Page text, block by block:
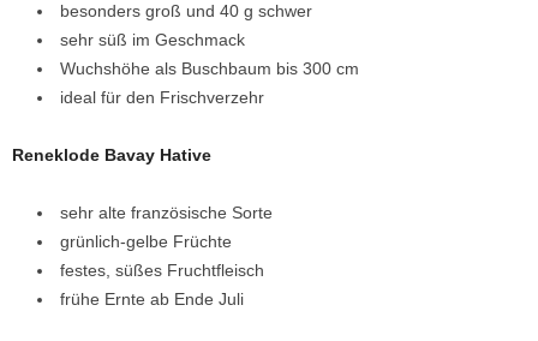
besonders groß und 40 g schwer
sehr süß im Geschmack
Wuchshöhe als Buschbaum bis 300 cm
ideal für den Frischverzehr
Reneklode Bavay Hative
sehr alte französische Sorte
grünlich-gelbe Früchte
festes, süßes Fruchtfleisch
frühe Ernte ab Ende Juli